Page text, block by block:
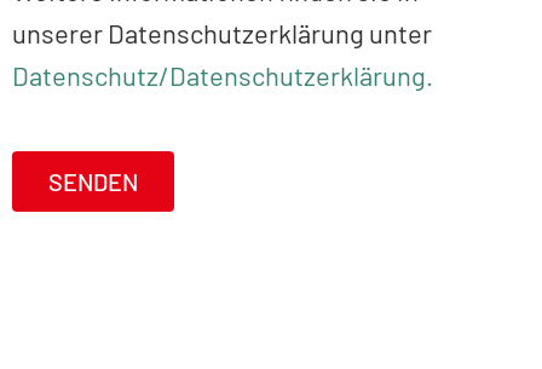
unserer Datenschutzerklärung unter
Datenschutz/Datenschutzerklärung.
SENDEN